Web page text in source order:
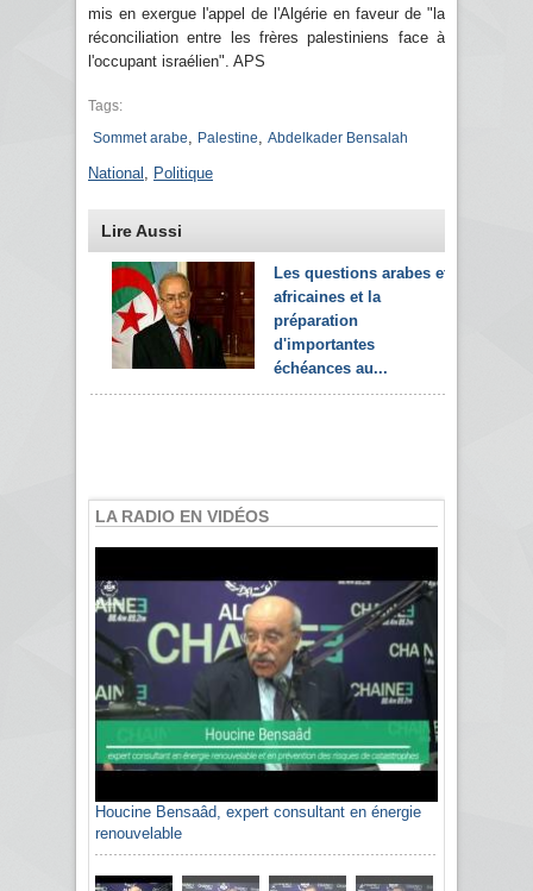
mis en exergue l'appel de l'Algérie en faveur de "la
réconciliation entre les frères palestiniens face à
l'occupant israélien". APS
Tags:
Sommet arabe
Palestine Abdelkader Bensalah
National Politique
Lire Aussi
Les questions arabes et
africaines et la
préparation
d'importantes
échéances au...
LA RADIO EN VIDÉOS
Houcine Bensaâd, expert consultant en énergie
renouvelable